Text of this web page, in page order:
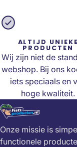
ALTIJD UNIEKE
PRODUCTEN
Wij zijn niet de
webshop. Bij ons
iets speciaals en
hoge kwaliteit.
Onze missie is
functionele